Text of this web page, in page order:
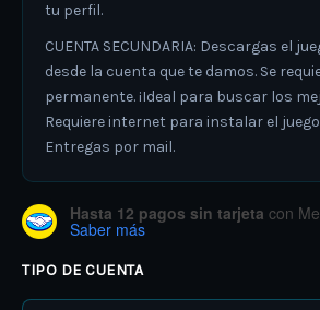
tu perfil.
CUENTA SECUNDARIA: Descargas el
desde la cuenta que te damos. Se
permanente. ¡Ideal para buscar los
Requiere internet para instalar el
Entregas por mail.
Hasta 12 pagos sin tarjeta con
Saber más
TIPO DE CUENTA